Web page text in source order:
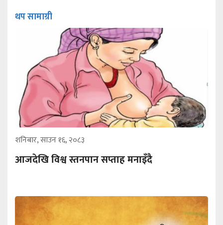
थप सामाग्री
शनिबार, साउन १६, २०८३
आजदेखि विश्व स्तनपान सप्ताह मनाइँदै